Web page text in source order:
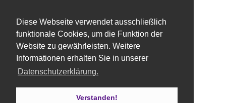
Diese Webseite verwendet ausschließlich
funktionale Cookies, um die Funktion der
Website zu gewährleisten. Weitere
Informationen erhalten Sie in unserer
Datenschutzerklärung.
Verstanden!